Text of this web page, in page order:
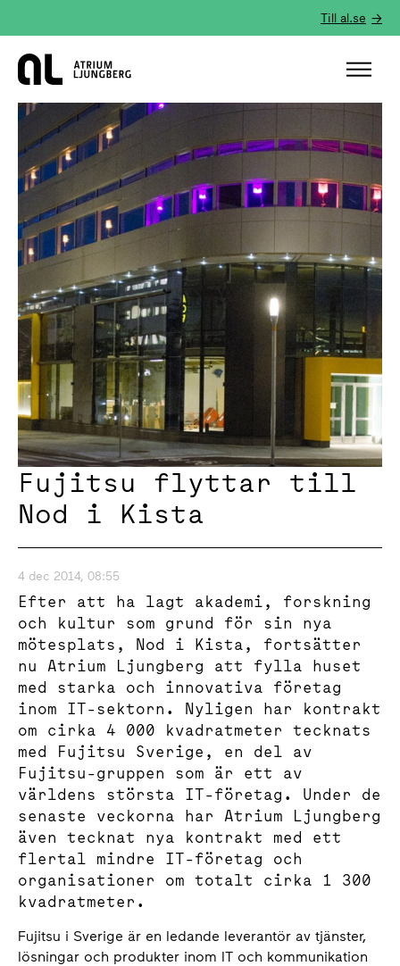
Till al.se
Hem
Fujitsu flyttar till
Nod i Kista
4 dec 2014, 08:55
Efter att ha lagt akademi, forskning
och kultur som grund för sin nya
mötesplats, Nod i Kista, fortsätter
nu Atrium Ljungberg att fylla huset
med starka och innovativa företag
inom IT-sektorn. Nyligen har kontrakt
om cirka 4 000 kvadratmeter tecknats
med Fujitsu Sverige, en del av
Fujitsu-gruppen som är ett av
världens största IT-företag. Under de
senaste veckorna har Atrium Ljungberg
även tecknat nya kontrakt med ett
flertal mindre IT-företag och
organisationer om totalt cirka 1 300
kvadratmeter.
Fujitsu i Sverige är en ledande leverantör av tjänster,
lösningar och produkter inom IT och kommunikation